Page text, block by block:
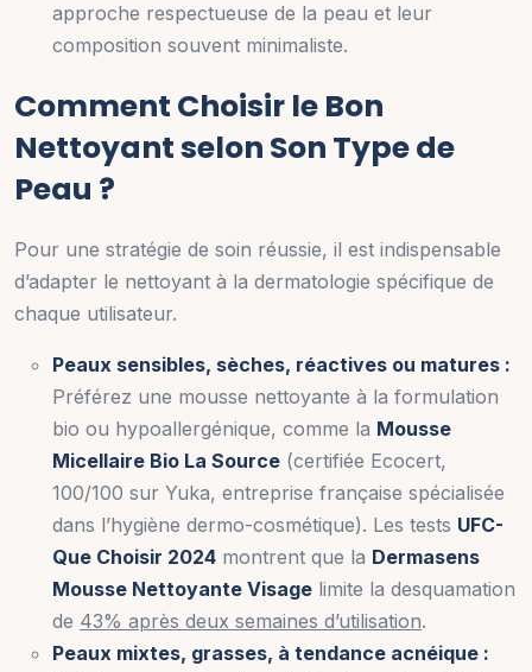
approche respectueuse de la peau et leur
composition souvent minimaliste.
Comment Choisir le Bon
Nettoyant selon Son Type de
Peau ?
Pour une stratégie de soin réussie, il est indispensable
d’adapter le nettoyant à la dermatologie spécifique de
chaque utilisateur.
Peaux sensibles, sèches, réactives ou matures :
Préférez une mousse nettoyante à la formulation
bio ou hypoallergénique, comme la Mousse
Micellaire Bio La Source (certifiée Ecocert,
100/100 sur Yuka, entreprise française spécialisée
dans l’hygiène dermo-cosmétique). Les tests UFC-
Que Choisir 2024 montrent que la Dermasens
Mousse Nettoyante Visage limite la desquamation
de 43% après deux semaines d’utilisation.
Peaux mixtes, grasses, à tendance acnéique :